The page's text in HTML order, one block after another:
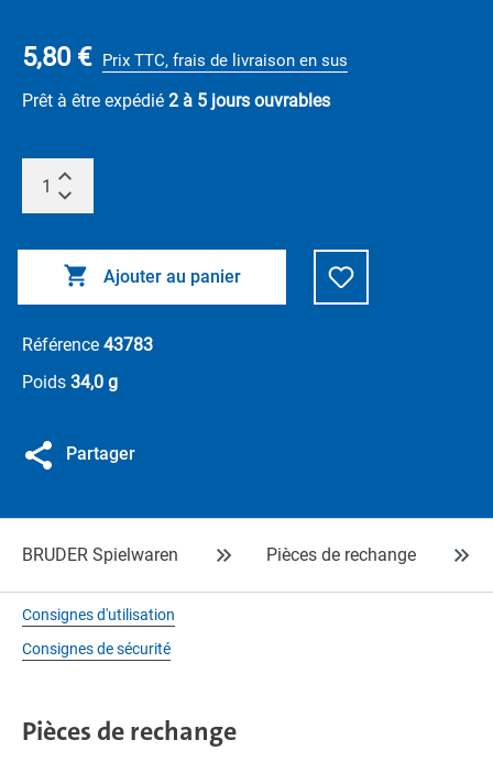
5,80 € Prix TTC, frais de livraison en sus
Prêt à être expédié 2 à 5 jours ouvrables
Ajouter au panier
Référence 43783
Poids 34,0 g
Partager
BRUDER Spielwaren Pièces de rechange
Consignes d'utilisation
Consignes de sécurité
Pièces de rechange